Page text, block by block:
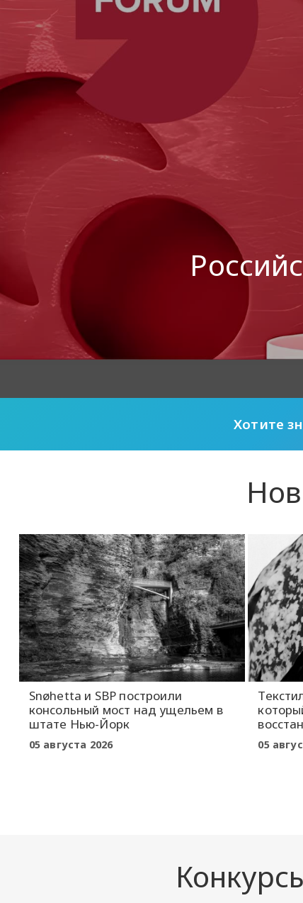
Хотите
Snøhetta и SBP построили
консольный мост над ущельем в
штате Нью-Йорк
05 августа 2026 05